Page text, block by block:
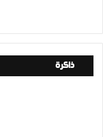
ذاكرة